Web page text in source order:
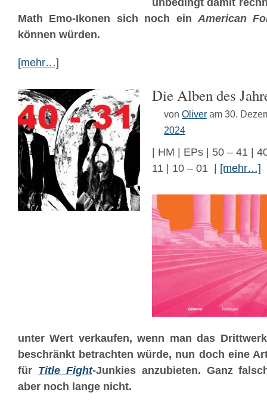
unbedingt damit
Math Emo-Ikonen sich noch ein American
können würden.
[mehr…]
Die Alben des
von Oliver am 30.
2024
| HM | EPs | 50 – 41 |
11 | 10 – 01 | [mehr…]
unter Wert verkaufen, wenn man das
beschränkt betrachten würde, nun doch eine
für Title Fight-Junkies anzubieten. Ganz
aber noch lange nicht.